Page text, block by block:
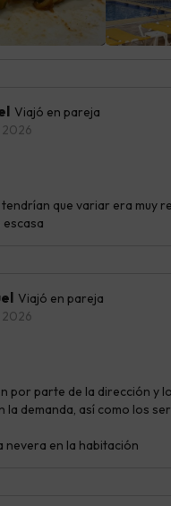
Viajó en pareja
2026
tendrían que variar era muy
Viajó en pareja
2026
por parte de la dirección y
la demanda, así como los
nevera en la habitación